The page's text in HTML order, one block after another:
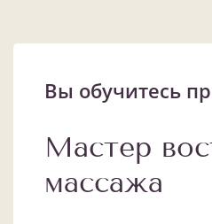
Вы обучитесь
Мастер
массажа